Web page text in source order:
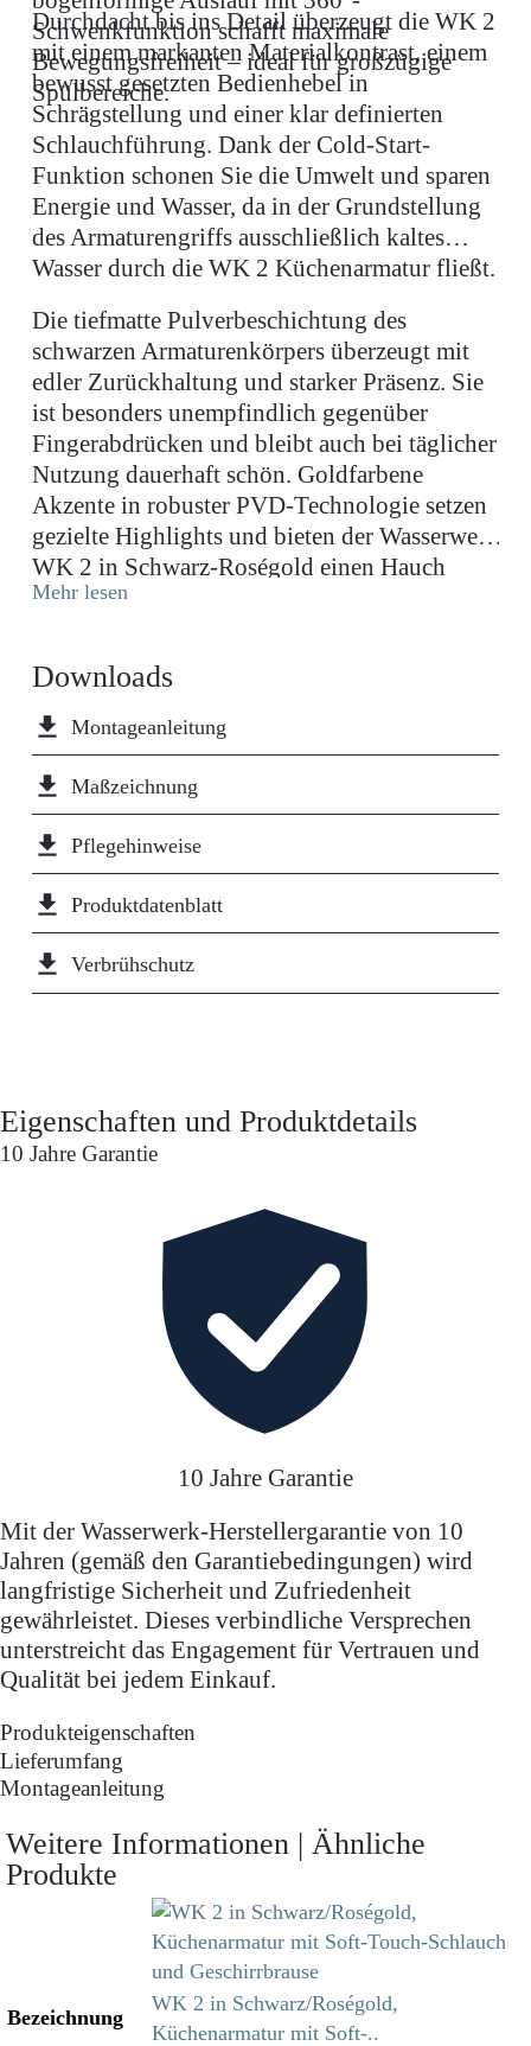
Schwenkfunktion schafft maximale
Bewegungsfreiheit – ideal für großzügige
Spülbereiche.
Durchdacht bis ins Detail überzeugt die WK 2
mit einem markanten Materialkontrast, einem
bewusst gesetzten Bedienhebel in
Schrägstellung und einer klar definierten
Schlauchführung. Dank der Cold-Start-
Funktion schonen Sie die Umwelt und sparen
Energie und Wasser, da in der Grundstellung
des Armaturengriffs ausschließlich kaltes
Wasser durch die WK 2 Küchenarmatur fließt.
Die tiefmatte Pulverbeschichtung des
schwarzen Armaturenkörpers überzeugt mit
edler Zurückhaltung und starker Präsenz. Sie
ist besonders unempfindlich gegenüber
Fingerabdrücken und bleibt auch bei täglicher
Nutzung dauerhaft schön. Goldfarbene
Akzente in robuster PVD-Technologie setzen
gezielte Highlights und bieten der Wasserwerk
WK 2 in Schwarz-Roségold einen Hauch
Extravaganz.
Mehr lesen
Downloads
file_download Montageanleitung
file_download Maßzeichnung
file_download Pflegehinweise
file_download Produktdatenblatt
file_download Verbrühschutz
Eigenschaften und Produktdetails
10 Jahre Garantie
10 Jahre Garantie
Mit der Wasserwerk-Herstellergarantie von 10
Jahren (gemäß den Garantiebedingungen) wird
langfristige Sicherheit und Zufriedenheit
gewährleistet. Dieses verbindliche Versprechen
unterstreicht das Engagement für Vertrauen und
Qualität bei jedem Einkauf.
Produkteigenschaften
Lieferumfang
Montageanleitung
Weitere Informationen | Ähnliche
Produkte
Bezeichnung
WK 2 in Schwarz/Roségold,
Küchenarmatur mit Soft-..